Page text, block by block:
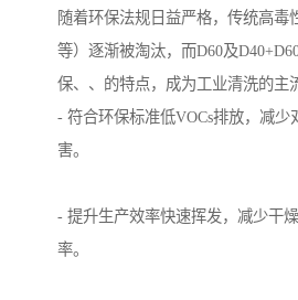
随着环保法规日益严格，传统高毒
等）逐渐被淘汰，而D60及
保、、的特点，成为工业清洗的主
- 符合环保标准低VOCs排放，减少
害。
- 提升生产效率快速挥发，减少干
率。